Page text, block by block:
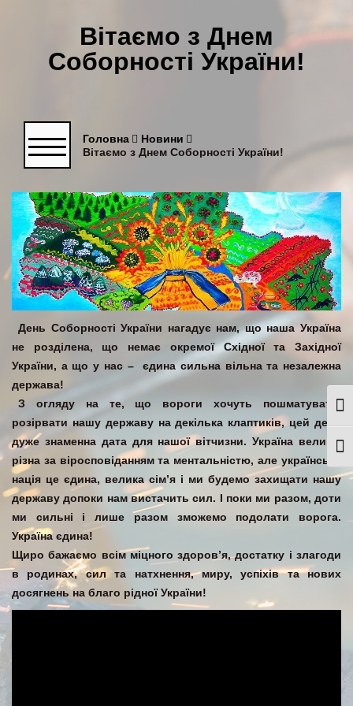
Вітаємо з Днем
Соборності України!
Головна
Новини
Вітаємо з Днем Соборності України!
День Соборності України нагадує нам, що наша Україна
не розділена, що немає окремої Східної та Західної
України, а що у нас – єдина сильна вільна та незалежна
держава!
З огляду на те, що вороги хочуть пошматувати,
розірвати нашу державу на декілька клаптиків, цей день
дуже знаменна дата для нашої вітчизни. Україна велика,
різна за віросповіданням та ментальністю, але українська
нація це єдина, велика сім’я і ми будемо захищати нашу
державу допоки нам вистачить сил. І поки ми разом, доти
ми сильні і лише разом зможемо подолати ворога.
Україна єдина!
Щиро бажаємо всім міцного здоров’я, достатку і злагоди
в родинах, сил та натхнення, миру, успіхів та нових
досягнень на благо рідної України!